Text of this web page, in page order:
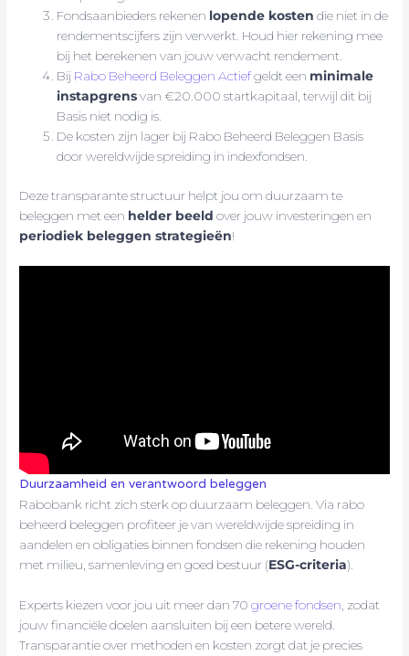
Fondsaanbieders rekenen lopende kosten die niet in de
rendementscijfers zijn verwerkt. Houd hier rekening mee
bij het berekenen van jouw verwacht rendement.
Bij Rabo Beheerd Beleggen Actiefgeldt een minimale
instapgrensvan €20.000 startkapitaal, terwijl dit bij
Basis niet nodig is.
De kosten zijn lager bij Rabo Beheerd Beleggen Basis
door wereldwijde spreiding in indexfondsen.
Deze transparante structuur helpt jou om duurzaam te
beleggen met een helder beeld over jouw investeringen en
periodiek beleggen strategieën!
Duurzaamheid en verantwoord beleggen
Rabobank richt zich sterk op duurzaam beleggen. Via rabo
beheerd beleggen profiteer je van wereldwijde spreiding in
aandelen en obligaties binnen fondsen die rekening houden
met milieu, samenleving en goed bestuur (ESG-criteria).
Experts kiezen voor jou uit meer dan 70groene fondsen , zodat
jouw financiële doelen aansluiten bij een betere wereld.
Transparantie over methoden en kosten zorgt dat je precies